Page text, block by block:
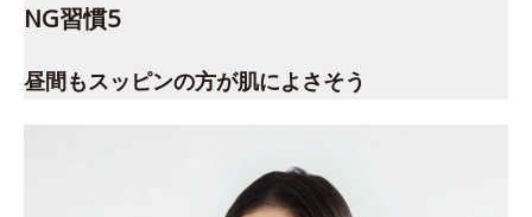
NG習慣5
昼間もスッピンの方が肌によさそう